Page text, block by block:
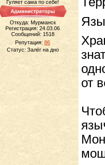
Гуляет сама по себе!
Откуда: Мурманск
Регистрация: 24.03.06
Сообщений: 1518
Репутация: 86
Статус: Залёг на дно
от